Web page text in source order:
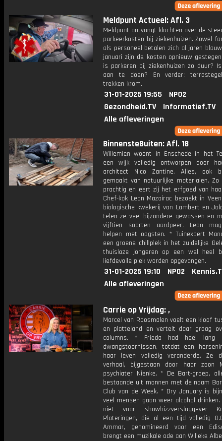
Meldpunt Actueel: Afl. 3
Meldpunt ontvangt klachten over de
parkeerkosten bij ziekenhuizen. Zowel
als personeel betalen zich al jaren
januari zijn de kosten opnieuw
is parkeren bij ziekenhuizen zo duur?
aan te doen? En verder:
trekken krom.
31-01-2025 19:55
NPO2
Gezondheid.TV
Informatief.TV
Alle afleveringen
BinnensteBuiten: Afl. 18
Willemien woont in Enschede in het
een wijk volledig ontworpen door
architect Nico Zantine. Alles, ook
gemaakt van natuurlijke materialen.
prachtig en eert zij het erfgoed van
Chef-kok Leon Mazairac bezoekt in
biologische kwekerij van Lambert en
telen ze veel bijzondere gewassen en
vijftien soorten aardpeer. Leon
helpen met oogsten. * Tuinexpert
een groene chillplek in het zuidelijke
thuisloze jongeren op een wel heel
liefdevolle plek worden opgevangen.
31-01-2025 19:10 NPO2
Alle afleveringen
Carrie op Vrijdag: ,
Marcel van Roosmalen voelt een kloof
en platteland en vertelt daar graag
columns. * Frieda had heel lang
dwangstoornissen, totdat een
haar leven volledig veranderde. Ze
verhaal, bijgestaan door haar zoon
psychiater Nienke. * De Bart-groep,
bestaande uit mannen met de naam
Club van de Week. * Dry January is
veel mensen gaan weer alcohol
niet voor showbizzverslaggever
Plateringen, die al een tijd volledig
Ammar, genomineerd voor een
brengt een muzikale ode aan Willeke